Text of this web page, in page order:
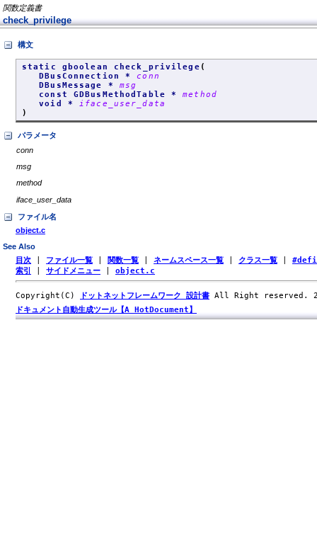
関数定義書
check_privilege
構文
static gboolean check_privilege (
DBusConnection *conn
DBusMessage * msg
const GDBusMethodTable *method
void *iface_user_data
)
パラメータ
conn
msg
method
iface_user_data
ファイル名
object.c
See Also
目次 ファイル一覧 関数一覧 ネームスペース一覧 クラス一覧
索引
サイドメニュー object.c
Copyright(C) ドットネットフレームワーク 設計書 All Right reserved.
ドキュメント自動生成ツール【A HotDocument】